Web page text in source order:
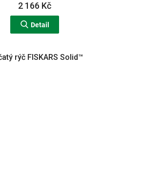
2 166 Kč
Detail
rýč FISKARS Solid™